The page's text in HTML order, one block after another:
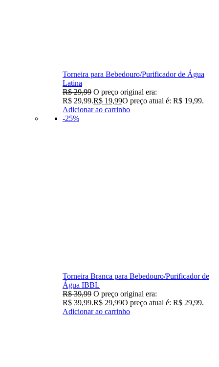
Torneira para Bebedouro/Purificador de Água
Latina
R$29,99 O preço original era:
R$ 29,99.R$ 19,99O preço atual é: R$ 19,99.
Adicionar ao carrinho
-25%
Torneira Branca para Bebedouro/Purificador de
Água IBBL
R$39,99 O preço original era:
R$ 39,99.R$ 29,99O preço atual é: R$ 29,99.
Adicionar ao carrinho